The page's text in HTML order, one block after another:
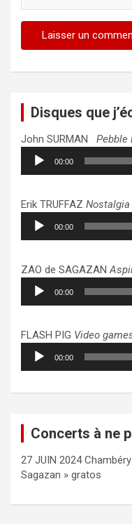
Disques que
John SURMAN Pebble
Lecteur
audio
00:00
Erik TRUFFAZ Nostalgia
Lecteur
audio
00:00
ZAO de SAGAZAN
Lecteur
audio
00:00
FLASH PIG Video
Lecteur
audio
00:00
Concerts à ne
27 JUIN 2024
Sagazan » gratos